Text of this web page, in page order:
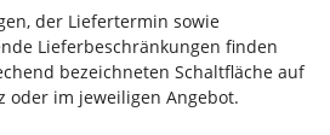
der Liefertermin sowie
Lieferbeschränkungen finden
bezeichneten Schaltfläche auf
oder im jeweiligen Angebot.